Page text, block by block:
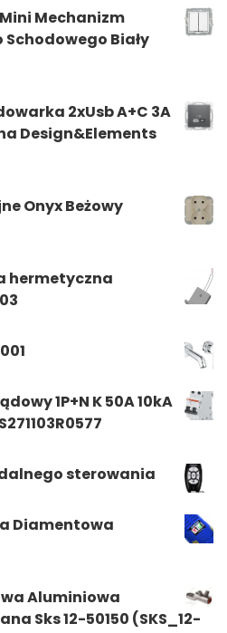
Mechanizm
Biały
2xUsb A+C 3A
Design&Elements
Onyx Beżowy
hermetyczna
1P+N K 50A 10kA
sterowania
Diamentowa
Aluminiowa
Sks 12-50150 (SKS_12-